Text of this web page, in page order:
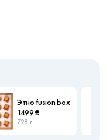
Этно fusion box
1499 ₴
728 г